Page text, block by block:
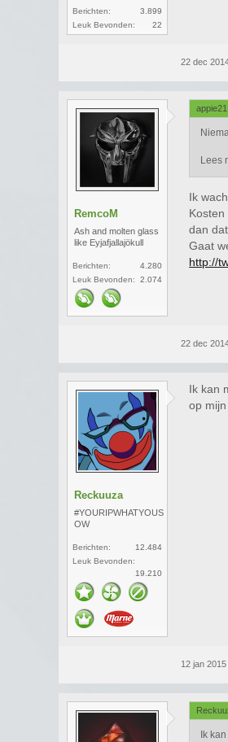
Berichten:
3.899
Leuk Bevonden:
22
22 dec
RemcoM
Ash and molten glass
like Eyjafjallajökull
Berichten:
4.280
Leuk Bevonden:
2.074
Lees
Ik
dan
Gaat
http://
22 dec
Reckuuza
#YOURIPWHATYOUS
OW
Berichten:
12.484
Leuk Bevonden:
19.210
Ik kan
op
12 jan 2015
Ik